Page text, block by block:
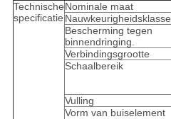
Technische
specificatie
Nominale maat
Nauwkeurigheidsklasse
Bescherming tegen
binnendringing.
Verbindingsgrootte
Schaalbereik
Vulling
Vorm van buiselement